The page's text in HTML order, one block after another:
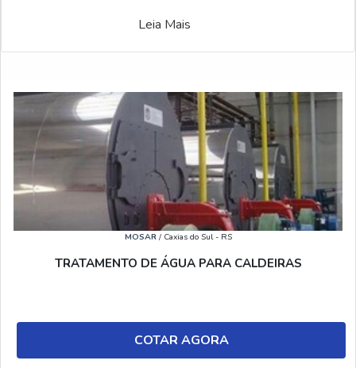
Leia Mais
MOSAR/ Caxias do Sul - RS
TRATAMENTO DE ÁGUA PARA CALDEIRAS
COTAR AGORA